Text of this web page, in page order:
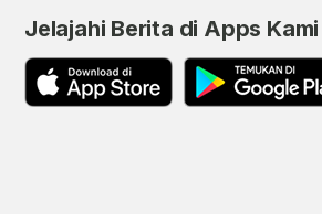
Jelajahi Berita di Apps Kami